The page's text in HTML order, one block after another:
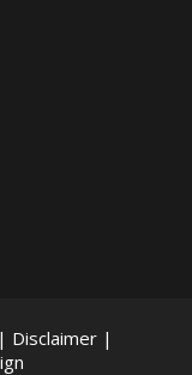
Disclaimer|